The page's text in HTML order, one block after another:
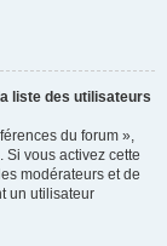
liste des utilisateurs
du forum »,
Si vous activez cette
modérateurs et de
un utilisateur